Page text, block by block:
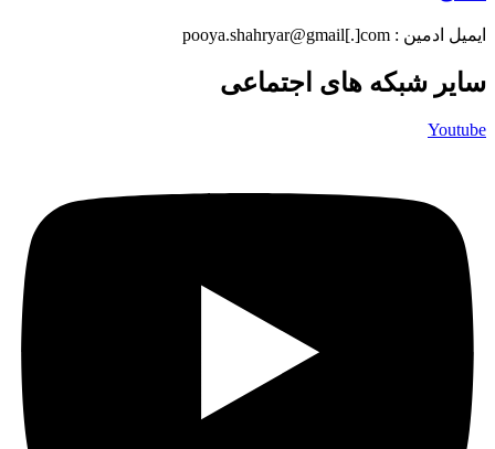
ایمیل ادمین : pooya.shahryar@gmail[.]com
سایر شبکه های اجتماعی
Youtube